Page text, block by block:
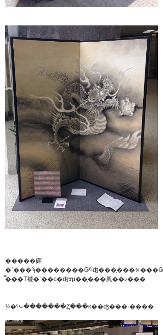
�����餫
�̿��Τ褦�ʿ��ϲ�ʤɤμ��֢���⾵��ޤ���
¾�ˤ⤿�������Ȥ���κ��ʤ���·����